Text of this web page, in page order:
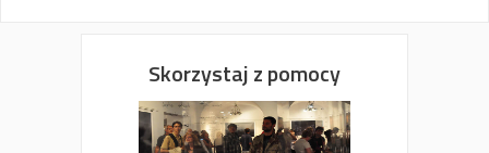
Skorzystaj z pomocy